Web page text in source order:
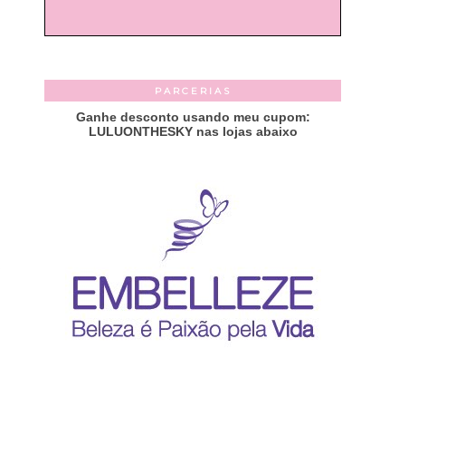
PARCERIAS
Ganhe desconto usando meu cupom:
LULUONTHESKY nas lojas abaixo